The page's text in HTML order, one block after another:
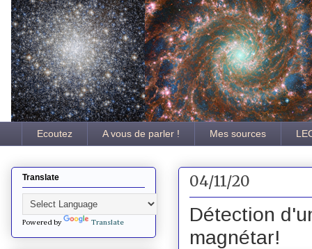
Ecoutez A vous de parler ! Mes sources
04/11/20
Détection
magnétar!
Translate
Powered by Translate